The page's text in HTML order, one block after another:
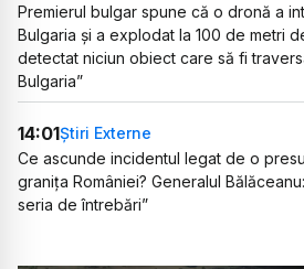
Premierul bulgar spune că o dronă a
Bulgaria și a explodat la 100 de metri
detectat niciun obiect care să fi
Bulgaria”
14:01Știri Externe
Ce ascunde incidentul legat de o
granița României? Generalul
seria de întrebări”